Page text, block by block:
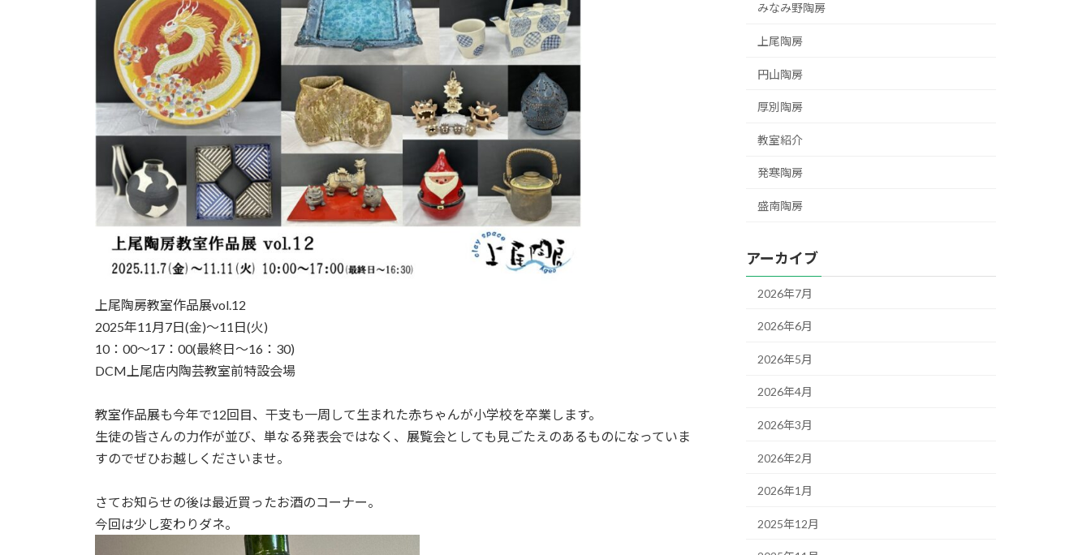
上尾陶房教室作品展vol.12
2025年11月7日(金)～11日(火)
10：00～17：00(最終日～16：30)
DCM上尾店内陶芸教室前特設会場
教室作品展も今年で12回目、干支も一周して生まれた赤ちゃんが小学校を卒業します。
生徒の皆さんの力作が並び、単なる発表会ではなく、展覧会としても見ごたえのあるものになっていま
すのでぜひお越しくださいませ。
さてお知らせの後は最近買ったお酒のコーナー。
今回は少し変わりダネ。
みなみ野陶房
上尾陶房
円山陶房
厚別陶房
教室紹介
発寒陶房
盛南陶房
アーカイブ
2026年7月
2026年6月
2026年5月
2026年4月
2026年3月
2026年2月
2026年1月
2025年12月